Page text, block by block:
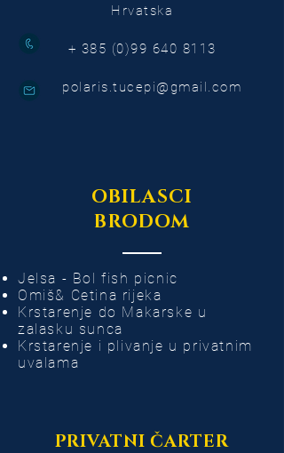
Hrvatska
+ 385 (0)99 640 8113
polaris.tucepi@gmail.com
OBILASCI
BRODOM
Jelsa - Bol fish picnic
Omiš& Cetina rijeka
Krstarenje do Makarske u
zalasku sunca
Krstarenje i plivanje u privatnim
uvalama
PRIVATNI ČARTER